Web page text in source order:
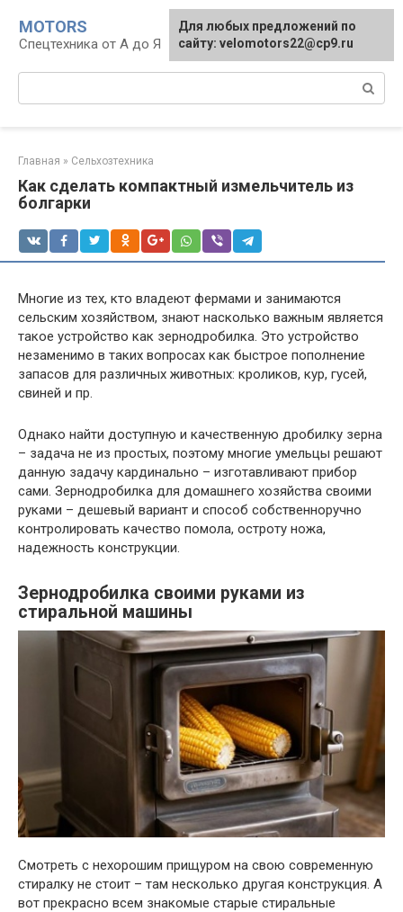
контенту
MOTORS
Спецтехника от А до Я
Главная » Сельхозтехника
Как сделать компактный измельчитель из
болгарки
Многие из тех, кто владеют фермами и занимаются
сельским хозяйством, знают насколько важным является
такое устройство как зернодробилка. Это устройство
незаменимо в таких вопросах как быстрое пополнение
запасов для различных животных: кроликов, кур, гусей,
свиней и пр.
Однако найти доступную и качественную дробилку зерна
– задача не из простых, поэтому многие умельцы решают
данную задачу кардинально – изготавливают прибор
сами. Зернодробилка для домашнего хозяйства своими
руками – дешевый вариант и способ собственноручно
контролировать качество помола, остроту ножа,
надежность конструкции.
Зернодробилка своими руками из
стиральной машины
Смотреть с нехорошим прищуром на свою современную
стиралку не стоит – там несколько другая конструкция. А
вот прекрасно всем знакомые старые стиральные
Для любых предложений по
сайту: velomotors22@cp9.ru